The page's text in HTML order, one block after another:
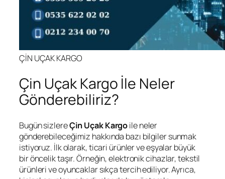
ÇİN UÇAK KARGO
Çin Uçak Kargo İle Neler
Gönderebiliriz?
Bugün sizlereÇin Uçak Kargoile neler
gönderebileceğimiz hakkında bazı bilgiler sunmak
istiyoruz. İlk olarak, ticari ürünler ve eşyalar büyük
bir öncelik taşır. Örneğin, elektronik cihazlar, tekstil
ürünleri ve oyuncaklar sıkça tercih ediliyor. Ayrıca,